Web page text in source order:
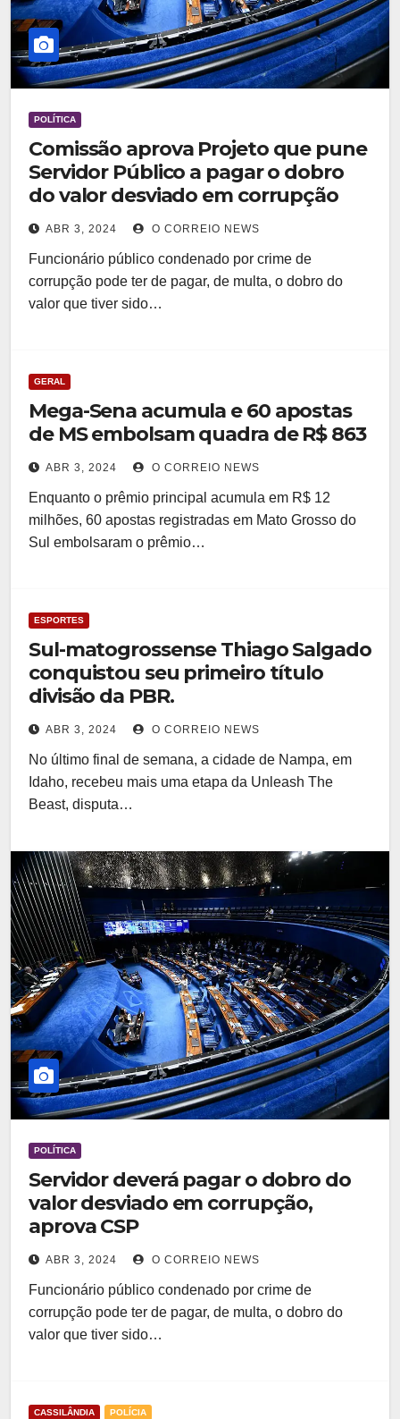
POLÍTICA
Comissão aprova Projeto que pune
Servidor Público a pagar o dobro
do valor desviado em corrupção
ABR 3, 2024 O CORREIO NEWS
Funcionário público condenado por crime de
corrupção pode ter de pagar, de multa, o dobro do
valor que tiver sido…
GERAL
Mega-Sena acumula e 60 apostas
de MS embolsam quadra de R$ 863
ABR 3, 2024 O CORREIO NEWS
Enquanto o prêmio principal acumula em R$ 12
milhões, 60 apostas registradas em Mato Grosso do
Sul embolsaram o prêmio…
ESPORTES
Sul-matogrossense Thiago Salgado
conquistou seu primeiro título
divisão da PBR.
ABR 3, 2024 O CORREIO NEWS
No último final de semana, a cidade de Nampa, em
Idaho, recebeu mais uma etapa da Unleash The
Beast, disputa…
POLÍTICA
Servidor deverá pagar o dobro do
valor desviado em corrupção,
aprova CSP
ABR 3, 2024 O CORREIO NEWS
Funcionário público condenado por crime de
corrupção pode ter de pagar, de multa, o dobro do
valor que tiver sido…
CASSILÂNDIA POLÍCIA